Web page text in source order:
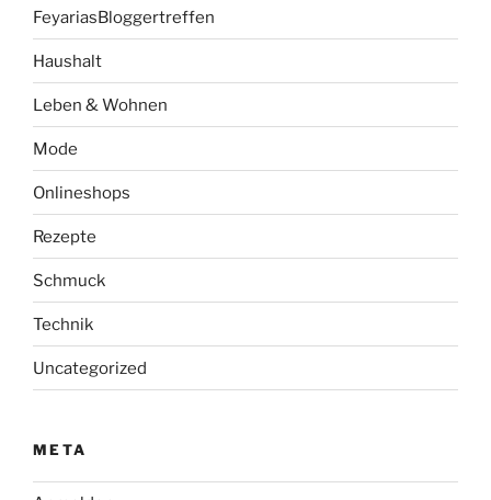
FeyariasBloggertreffen
Haushalt
Leben & Wohnen
Mode
Onlineshops
Rezepte
Schmuck
Technik
Uncategorized
META